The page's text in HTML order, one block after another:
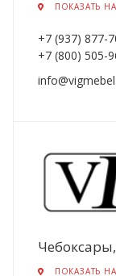
ПОКАЗАТЬ
+7 (937) 877-
+7 (800) 505-
ПОКАЗАТЬ